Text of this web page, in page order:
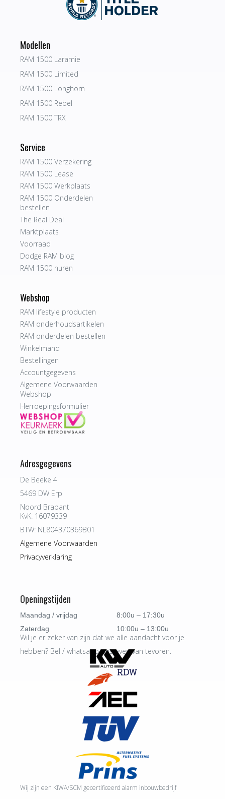
Modellen
RAM 1500 Laramie
RAM 1500 Limited
RAM 1500 Longhorn
RAM 1500 Rebel
RAM 1500 TRX
Service
RAM 1500 Verzekering
RAM 1500 Lease
RAM 1500 Werkplaats
RAM 1500 Onderdelen
bestellen
The Real Deal
Marktplaats
Voorraad
Dodge RAM blog
RAM 1500 huren
Webshop
RAM lifestyle producten
RAM onderhoudsartikelen
RAM onderdelen bestellen
Winkelmand
Bestellingen
Accountgegevens
Algemene Voorwaarden
Webshop
Herroepingsformulier
Adresgegevens
De Beeke 4
5469 DW Erp
Noord Brabant
KvK: 16079339
BTW: NL804370369B01
Algemene Voorwaarden
Privacyverklaring
Openingstijden
Maandag / vrijdag
8:00u – 17:30u
Zaterdag
10:00u – 13:00u
Wil je er zeker van zijn dat we alle aandacht voor je
hebben? Bel / whatsapp ons even van tevoren.
Wij zijn een KIWA/SCM gecertificeerd alarm inbouwbedrijf